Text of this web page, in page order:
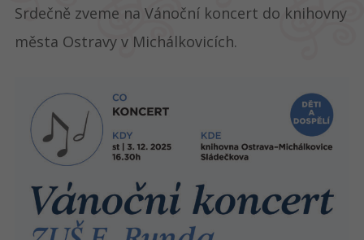
Srdečně zveme na Vánoční koncert do knihovny
města Ostravy v Michálkovicích.